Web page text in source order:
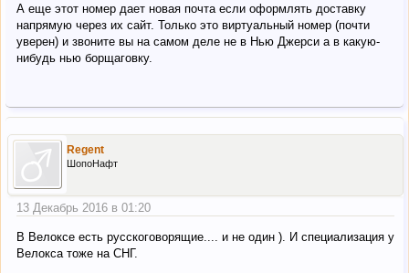
ваш груз не кто не отвечает и в случае утери-пропажи вам
покажут дулю)
А еще этот номер дает новая почта если оформлять доставку
напрямую через их сайт. Только это виртуальный номер (почти
уверен) и звоните вы на самом деле не в Нью Джерси а в какую-
нибудь нью борщаговку.
Regent
ШопоНафт
13 Декабрь 2016 в 01:20
В Велоксе есть русскоговорящие.... и не один ). И специализация у
Велокса тоже на СНГ.